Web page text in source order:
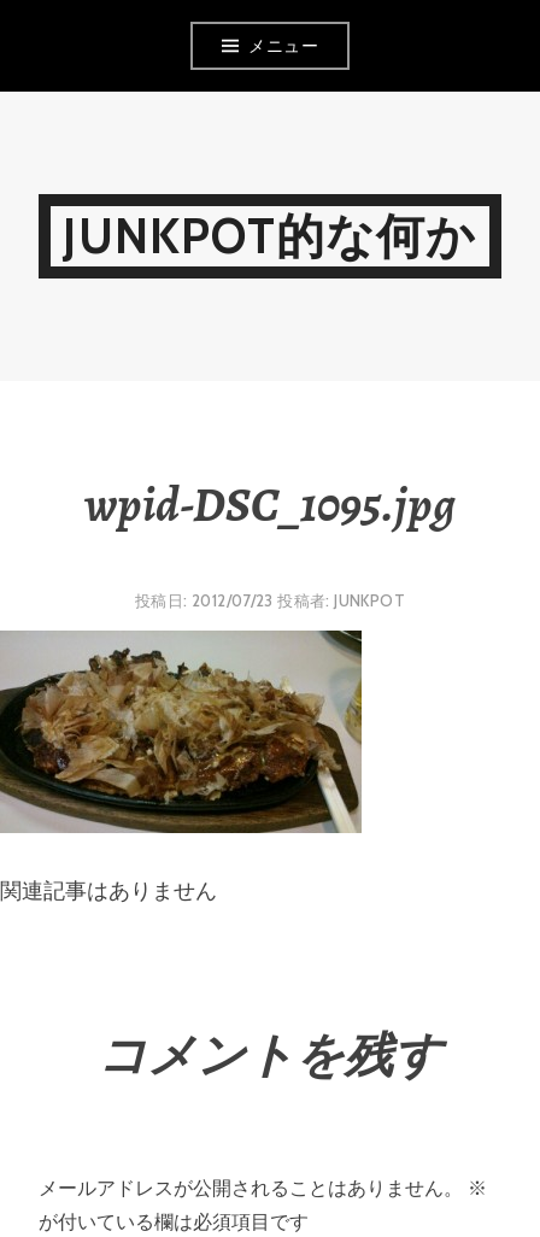
メニュー
JUNKPOT的な何か
wpid-DSC_1095.jpg
投稿日: 2012/07/23 投稿者:JUNKPOT
関連記事はありません
コメントを残す
メールアドレスが公開されることはありません。
※
が付いている欄は必須項目です